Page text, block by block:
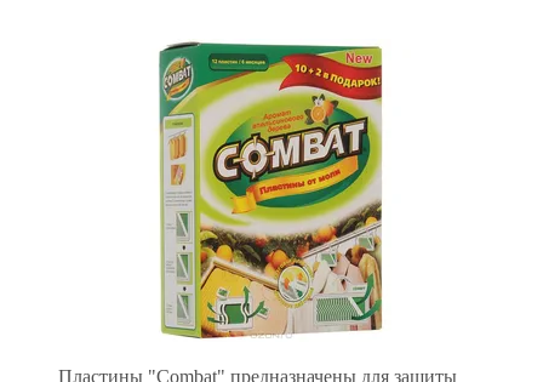
Пластины "Combat" предназначены для защиты